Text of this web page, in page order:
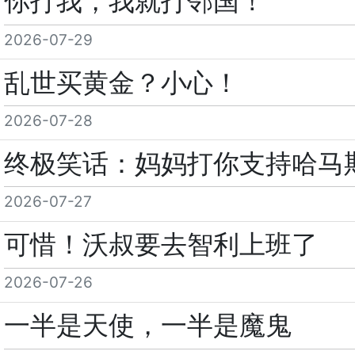
2026-07-29
乱世买黄金？小心！
2026-07-28
终极笑话：妈妈打你支持哈马
2026-07-27
可惜！沃叔要去智利上班了
2026-07-26
一半是天使，一半是魔鬼